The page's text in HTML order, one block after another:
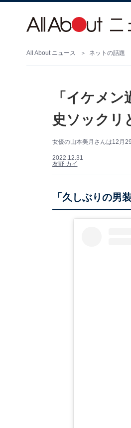
All About ニュース ネットの話題
「イケメ
史ソックリ
女優の山本美月さんは12月
2022.12.31
友野 カイ
「久しぶりの男